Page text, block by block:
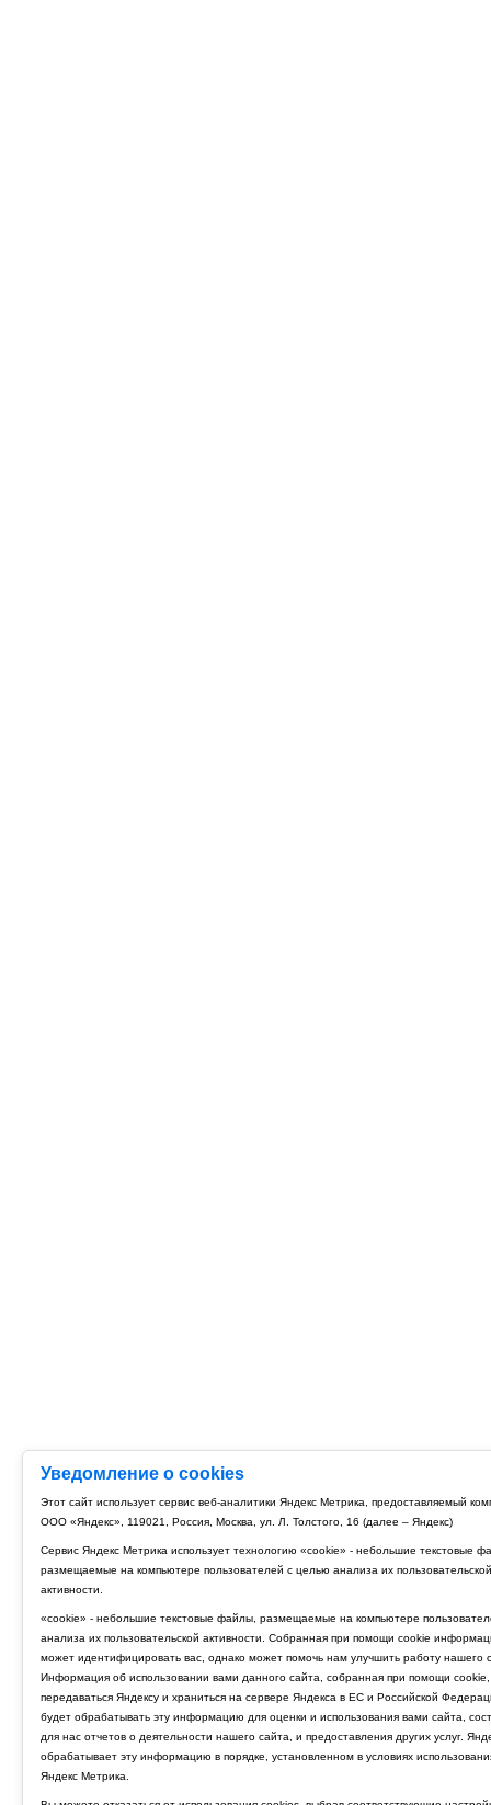
Уведомление о cookies
Этот сайт использует сервис веб-аналитики Яндекс Метрика, предоставляемый
ООО «Яндекс», 119021, Россия, Москва, ул. Л. Толстого, 16 (далее – Яндекс)
Сервис Яндекс Метрика использует технологию «cookie» - небольшие текстовые
размещаемые на компьютере пользователей с целью анализа их пользовательской
активности.
«cookie» - небольшие текстовые файлы, размещаемые на компьютере
анализа их пользовательской активности. Собранная при помощи cookie
может идентифицировать вас, однако может помочь нам улучшить работу нашего
Информация об использовании вами данного сайта, собранная при помощи cookie,
передаваться Яндексу и храниться на сервере Яндекса в ЕС и Российской
будет обрабатывать эту информацию для оценки и использования вами сайта,
для нас отчетов о деятельности нашего сайта, и предоставления других услуг.
обрабатывает эту информацию в порядке, установленном в условиях
Яндекс Метрика.